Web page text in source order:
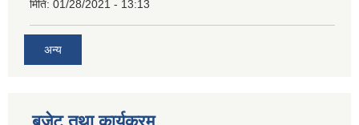
मिति: 01/28/2021 - 13:13
अन्य